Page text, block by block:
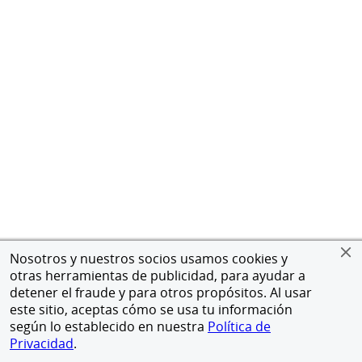
Nosotros y nuestros socios usamos cookies y
otras herramientas de publicidad, para ayudar a
detener el fraude y para otros propósitos. Al usar
este sitio, aceptas cómo se usa tu información
según lo establecido en nuestra Política de
Privacidad.